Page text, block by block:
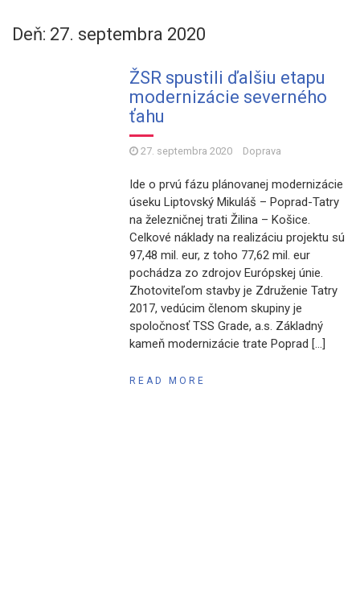
Deň: 27. septembra 2020
ŽSR spustili ďalšiu etapu
modernizácie severného
ťahu
27. septembra 2020 Doprava
Ide o prvú fázu plánovanej modernizácie
úseku Liptovský Mikuláš – Poprad-Tatry
na železničnej trati Žilina – Košice.
Celkové náklady na realizáciu projektu sú
97,48 mil. eur, z toho 77,62 mil. eur
pochádza zo zdrojov Európskej únie.
Zhotoviteľom stavby je Združenie Tatry
2017, vedúcim členom skupiny je
spoločnosť TSS Grade, a.s. Základný
kameň modernizácie trate Poprad […]
READ MORE